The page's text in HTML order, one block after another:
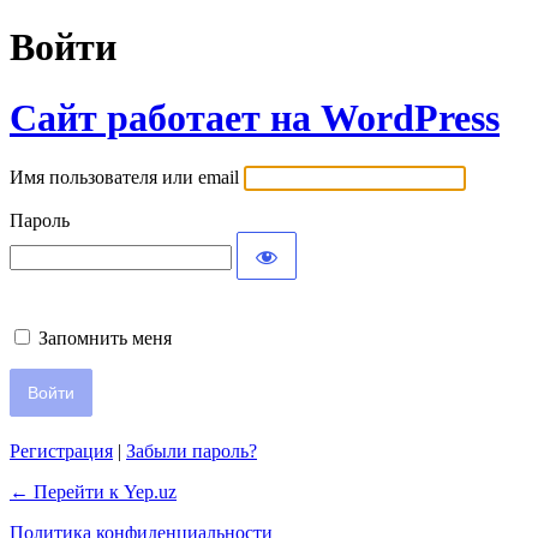
Войти
Сайт работает на WordPress
Имя пользователя или email
Пароль
Запомнить меня
Регистрация | Забыли пароль?
← Перейти к Yep.uz
Политика конфиденциальности